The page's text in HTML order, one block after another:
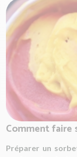
Comment faire
Préparer un